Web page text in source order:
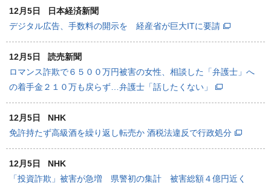
12月5日
日本経済新聞
デジタル広告、手数料の開示を 経産省が巨大ITに要請
12月5日
読売新聞
ロマンス詐欺で６５００万円被害の女性、相談した「弁護士」へ
の着手金２１０万も戻らず…弁護士「話したくない」
12月5日
NHK
免許持たず高級酒を繰り返し転売か 酒税法違反で行政処分
12月5日
NHK
「投資詐欺」被害が急増 県警初の集計 被害総額４億円近く